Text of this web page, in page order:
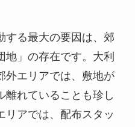
する最大の要因は、郊
」の存在です。大利
外エリアでは、敷地が
離れていることも珍し
リアでは、配布スタッ